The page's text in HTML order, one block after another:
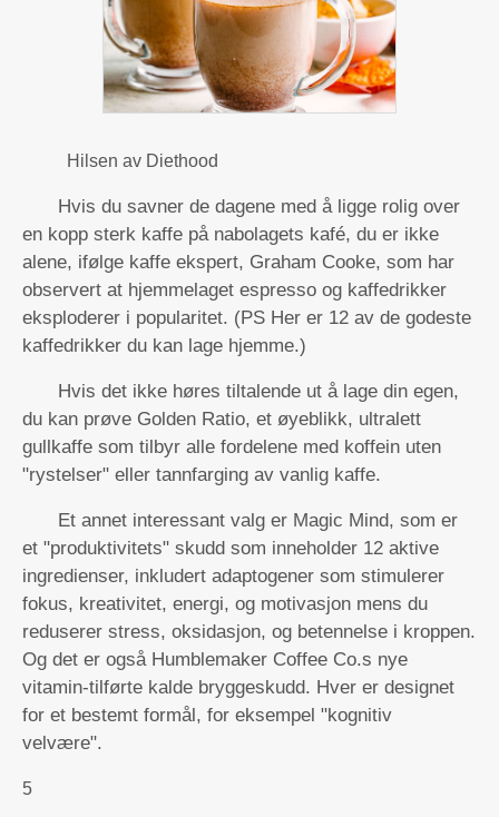
Hilsen av Diethood
Hvis du savner de dagene med å ligge rolig over
en kopp sterk kaffe på nabolagets kafé, du er ikke
alene, ifølge kaffe ekspert, Graham Cooke, som har
observert at hjemmelaget espresso og kaffedrikker
eksploderer i popularitet. (PS Her er 12 av de godeste
kaffedrikker du kan lage hjemme.)
Hvis det ikke høres tiltalende ut å lage din egen,
du kan prøve Golden Ratio, et øyeblikk, ultralett
gullkaffe som tilbyr alle fordelene med koffein uten
"rystelser" eller tannfarging av vanlig kaffe.
Et annet interessant valg er Magic Mind, som er
et "produktivitets" skudd som inneholder 12 aktive
ingredienser, inkludert adaptogener som stimulerer
fokus, kreativitet, energi, og motivasjon mens du
reduserer stress, oksidasjon, og betennelse i kroppen.
Og det er også Humblemaker Coffee Co.s nye
vitamin-tilførte kalde bryggeskudd. Hver er designet
for et bestemt formål, for eksempel "kognitiv
velvære".
5